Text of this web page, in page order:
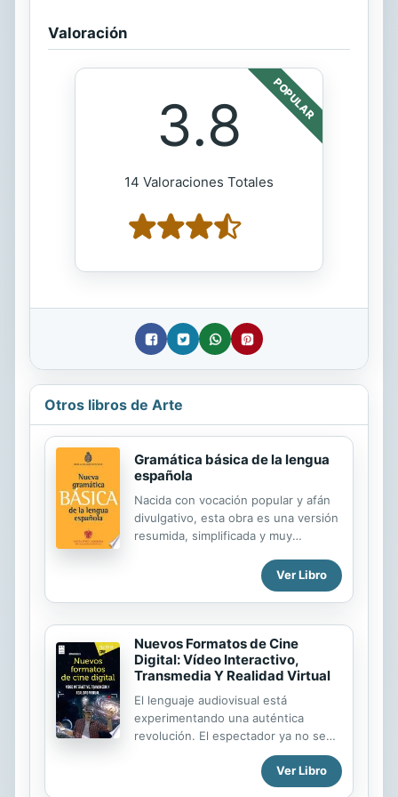
Valoración
POPULAR
3.8
14 Valoraciones Totales
Otros libros de Arte
Gramática básica de la lengua
española
Nacida con vocación popular y afán
divulgativo, esta obra es una versión
resumida, simplificada y muy
Presenta una descripción general del
idioma accesible a todos los
hablantes que no poseen especial
formación gramatical, centrándose
en los aspectos normativos de la
lengua. Es una obra de consulta
básica que no debe faltar en ningún
hogar, centro educativo o de trabajo.
Ver Libro
Nuevos Formatos de Cine
Digital: Vídeo Interactivo,
Transmedia Y Realidad Virtual
El lenguaje audiovisual está
experimentando una auténtica
revolución. El espectador ya no se
halla sometido a la dictadura de un
canal emisor sino que no solo elige
qué quiere ver y en qué momento lo
Ver Libro